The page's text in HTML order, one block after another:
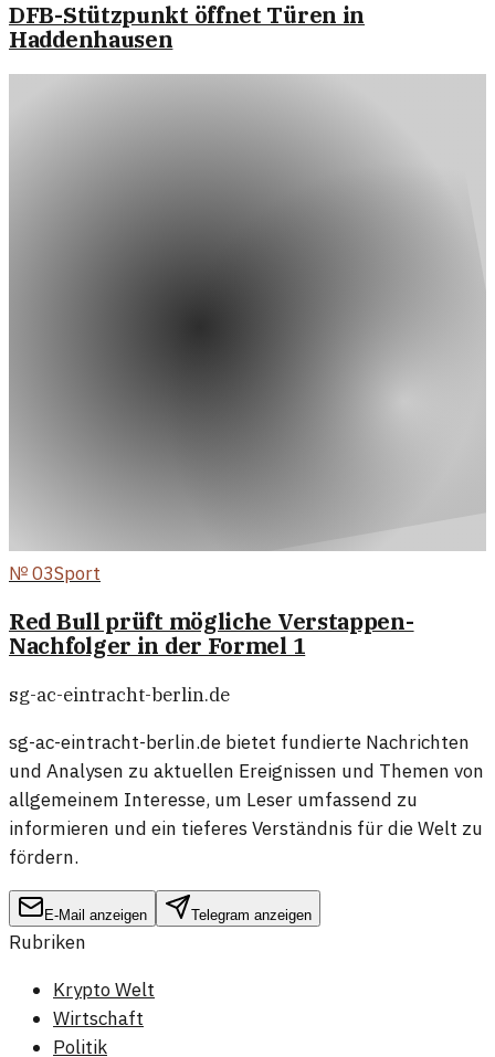
DFB-Stützpunkt öffnet Türen in
Haddenhausen
№03Sport
Red Bull prüft mögliche Verstappen-
Nachfolger in der Formel 1
sg-ac-eintracht-berlin.de
sg-ac-eintracht-berlin.de bietet fundierte Nachrichten
und Analysen zu aktuellen Ereignissen und Themen von
allgemeinem Interesse, um Leser umfassend zu
informieren und ein tieferes Verständnis für die Welt zu
fördern.
E-Mail anzeigen Telegram anzeigen
Rubriken
Krypto Welt
Wirtschaft
Politik